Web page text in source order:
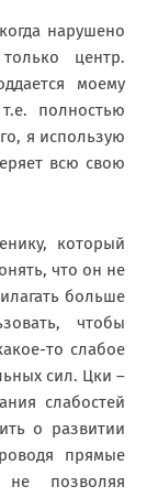
нарушено
центр.
моему
полностью
я использую
всю свою
который
что он не
больше
чтобы
то слабое
сил. Цки –
слабостей
о развитии
прямые
не позволяя